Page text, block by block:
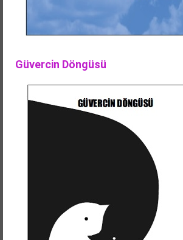
Güvercin Döngüsü